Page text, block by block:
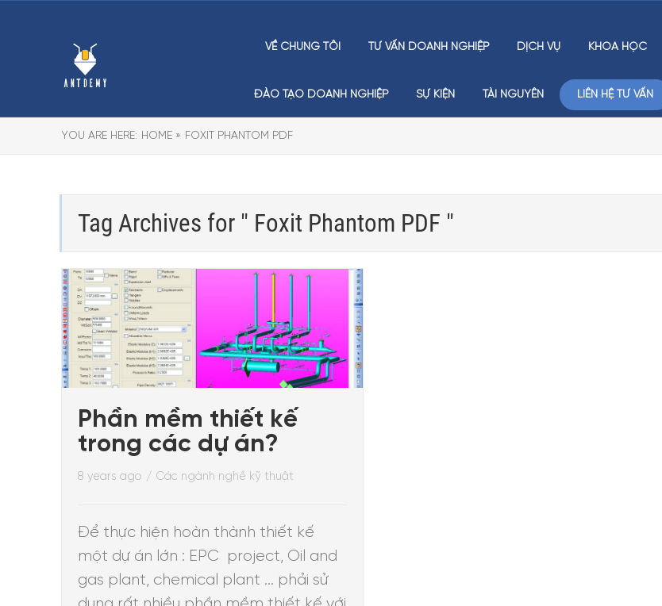
VỀ CHÚNG TÔI TƯ VẤN DOANH NGHIỆP DỊCH VỤ KHÓA HỌC
ĐÀO TẠO DOANH NGHIỆP SỰ KIỆN TÀI NGUYÊN LIÊN HỆ TƯ VẤN
YOU ARE HERE: HOME » FOXIT PHANTOM PDF
Tag Archives for " Foxit Phantom PDF "
Phần mềm thiết kế
trong các dự án?
8 years ago / Các ngành nghề kỹ thuật
Để thực hiện hoàn thành thiết kế
một dự án lớn : EPC project, Oil and
gas plant, chemical plant … phải sử